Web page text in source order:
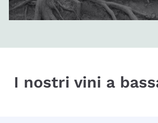
I nostri vini a